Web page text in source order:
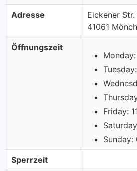
Adresse
Eickener Str.
41061
Öffnungszeit
Friday:
Sperrzeit